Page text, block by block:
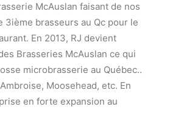
McAuslan faisant de nos
3ième brasseurs au Qc pour le
En 2013, RJ devient
Brasseries McAuslan ce qui
microbrasserie au Québec..
Moosehead, etc. En
en forte expansion au